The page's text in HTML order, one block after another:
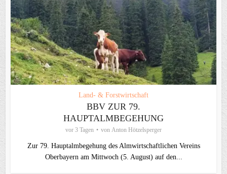
Land- & Forstwirtschaft
BBV ZUR 79.
HAUPTALMBEGEHUNG
vor 3 Tagen von Anton Hötzelsperger
Zur 79. Hauptalmbegehung des Almwirtschaftlichen Vereins
Oberbayern am Mittwoch (5. August) auf den...